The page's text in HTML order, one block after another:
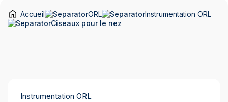
Accueil ORL
Instrumentation ORL
Ciseaux pour le nez
Instrumentation ORL